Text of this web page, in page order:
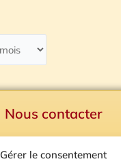
Gérer le consentement
Nous contacter